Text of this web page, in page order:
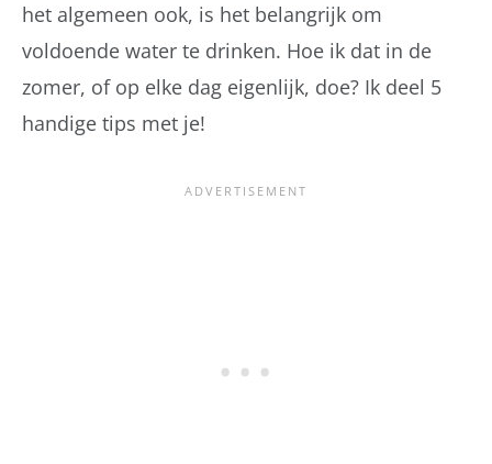
het algemeen ook, is het belangrijk om
voldoende water te drinken. Hoe ik dat in de
zomer, of op elke dag eigenlijk, doe? Ik deel 5
handige tips met je!